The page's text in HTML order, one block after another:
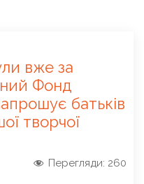
вже за
Фонд
батьків
творчої
Перегляди: 260